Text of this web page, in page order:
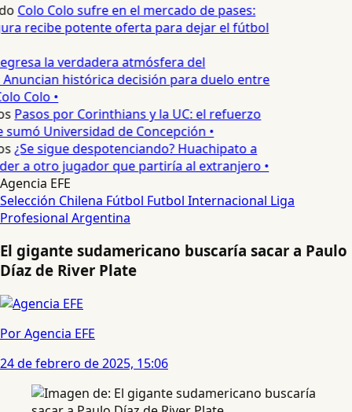
Colo Colo sufre en el mercado de pases:
recibe potente oferta para dejar el fútbol
la verdadera atmósfera del
histórica decisión para duelo entre
Colo •
Pasos por Corinthians y la UC: el refuerzo
Universidad de Concepción •
¿Se sigue despotenciando? Huachipato a
a otro jugador que partiría al extranjero •
Agencia EFE
Selección Chilena Fútbol Futbol Internacional Liga
Profesional Argentina
El gigante sudamericano buscaría sacar a Paulo
Díaz de River Plate
Por Agencia EFE
24 de febrero de 2025, 15:06